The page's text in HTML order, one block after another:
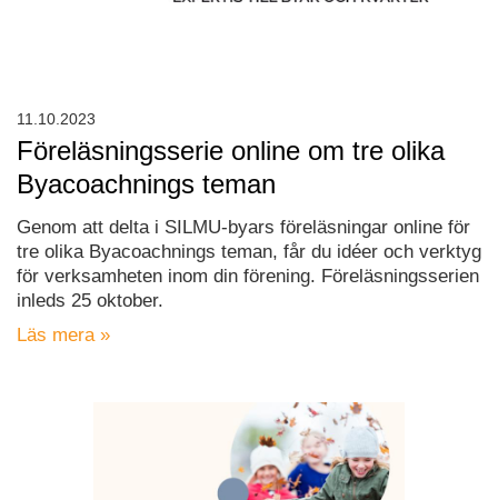
Föreläsningsserie online om tre olika
Byacoachnings teman
Genom att delta i SILMU-byars föreläsningar online för
tre olika Byacoachnings teman, får du idéer och verktyg
för verksamheten inom din förening. Föreläsningsserien
inleds 25 oktober.
Läs mera »
11.10.2023